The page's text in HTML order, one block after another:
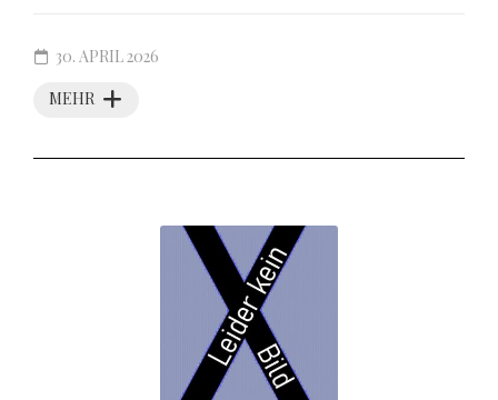
MEHR
30. APRIL 2026